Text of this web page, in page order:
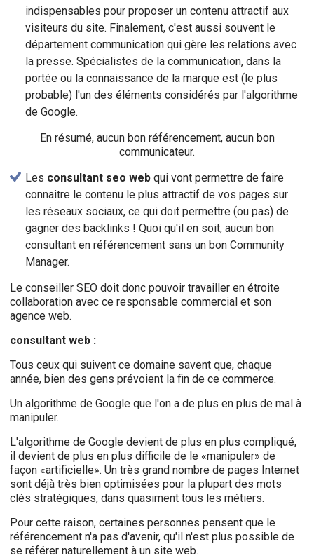
indispensables pour proposer un contenu attractif aux
visiteurs du site. Finalement, c'est aussi souvent le
département communication qui gère les relations avec
la presse. Spécialistes de la communication, dans la
portée ou la connaissance de la marque est (le plus
probable) l'un des éléments considérés par l'algorithme
de Google.
En résumé, aucun bon référencement, aucun bon
communicateur.
Les consultant seo webqui vont permettre de faire
connaitre le contenu le plus attractif de vos pages sur
les réseaux sociaux, ce qui doit permettre (ou pas) de
gagner des backlinks ! Quoi qu'il en soit, aucun bon
consultant en référencement sans un bon Community
Manager.
Le conseiller SEO doit donc pouvoir travailler en étroite
collaboration avec ce responsable commercial et son
agence web.
consultant web :
Tous ceux qui suivent ce domaine savent que, chaque
année, bien des gens prévoient la fin de ce commerce.
Un algorithme de Google que l'on a de plus en plus de mal à
manipuler.
L'algorithme de Google devient de plus en plus compliqué,
il devient de plus en plus difficile de le «manipuler» de
façon «artificielle». Un très grand nombre de pages Internet
sont déjà très bien optimisées pour la plupart des mots
clés stratégiques, dans quasiment tous les métiers.
Pour cette raison, certaines personnes pensent que le
référencement n'a pas d'avenir, qu'il n'est plus possible de
se référer naturellement à un site web.